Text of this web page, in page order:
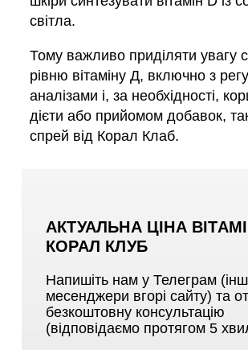
світла.
Тому важливо приділяти увагу
рівню вітаміну Д, включно з
аналізами і, за необхідності,
дієти або прийомом добавок,
спрей від Корал Клаб.
АКТУАЛЬНА ЦІНА
КОРАЛ КЛУБ
Напишіть нам у Телеграм
месенджери вгорі сайту) та
безкоштовну консультацію
(відповідаємо протягом 5